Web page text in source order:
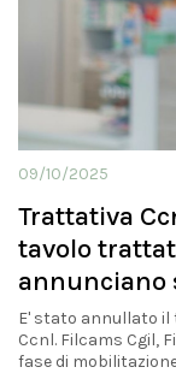
09/10/2025
Trattativa
tavolo
annunciano
E' stato annullato il
Ccnl. Filcams Cgil,
fase di